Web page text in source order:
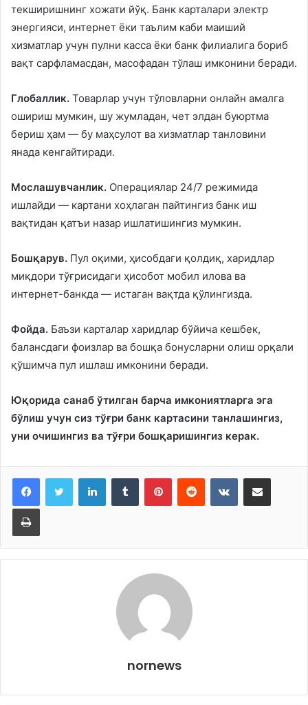
текширишнинг хожати йўқ. Банк карталари электр
энергияси, интернет ёки таълим каби маиший
хизматлар учун пулни касса ёки банк филиалига бориб
вақт сарфламасдан, масофадан тўлаш имконини беради.
Глобаллик. Товарлар учун тўловларни онлайн амалга
ошириш мумкин, шу жумладан, чет элдан буюртма
бериш ҳам — бу маҳсулот ва хизматлар танловини
янада кенгайтиради.
Мослашувчанлик. Операциялар 24/7 режимида
ишлайди — картани хоҳлаган пайтингиз банк иш
вақтидан қатъи назар ишлатишингиз мумкин.
Бошқарув. Пул оқими, ҳисобдаги қолдиқ, харидлар
миқдори тўғрисидаги ҳисобот мобил илова ва
интернет-банкда — истаган вақтда қўлингизда.
Фойда. Баъзи карталар харидлар бўйича кешбек,
балансдаги фоизлар ва бошқа бонусларни олиш орқали
қўшимча пул ишлаш имконини беради.
Юқорида санаб ўтилган барча имкониятларга эга
бўлиш учун сиз тўғри банк картасини танлашингиз,
уни очишингиз ва тўғри бошқаришингиз керак.
LinkedInTumblr PinterestReddit VKontakteShare via Email
Print
nornews